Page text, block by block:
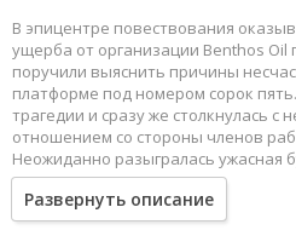
В эпицентре повествования
ущерба от организации Benthos
поручили выяснить причины
платформе под номером сорок
трагедии и сразу же столкнулась
отношением со стороны членов
Неожиданно разыгралась ужасная
выяснила в ходе не хитрого
вовсе не несчастный случай, а
самое страшное заключается в том,
Развернуть описание